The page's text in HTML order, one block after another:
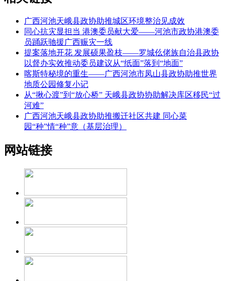
广西河池天峨县政协助推城区环境整治见成效
同心抗灾显担当 港澳委员献大爱——河池市政协港澳委
员踊跃驰援广西赈灾一线
提案落地开花 发展硕果盈枝——罗城仫佬族自治县政协
以督办实效推动委员建议从“纸面”落到“地面”
喀斯特秘境的重生——广西河池市凤山县政协助推世界
地质公园修复小记
从“揪心渡”到“放心桥” 天峨县政协协助解决库区移民“过
河难”
广西河池天峨县政协助推搬迁社区共建 同心菜
园“种”情“种”意（基层治理）
网站链接